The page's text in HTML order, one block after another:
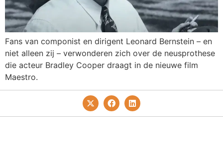
Fans van componist en dirigent Leonard Bernstein – en
niet alleen zij – verwonderen zich over de neusprothese
die acteur Bradley Cooper draagt in de nieuwe film
Maestro.